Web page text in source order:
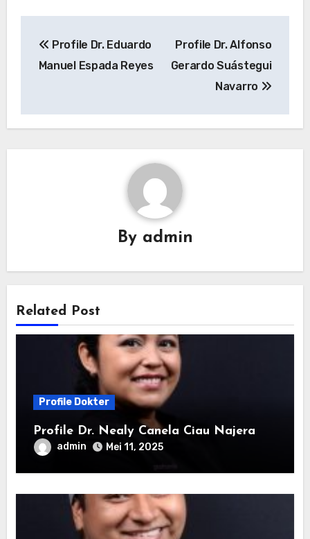
pos
Profile Dr. Eduardo
Manuel Espada Reyes
Profile Dr. Alfonso
Gerardo Suástegui
Navarro
By admin
Related Post
Profile Dokter
Profile Dr. Nealy Canela Ciau Najera
admin Mei 11, 2025